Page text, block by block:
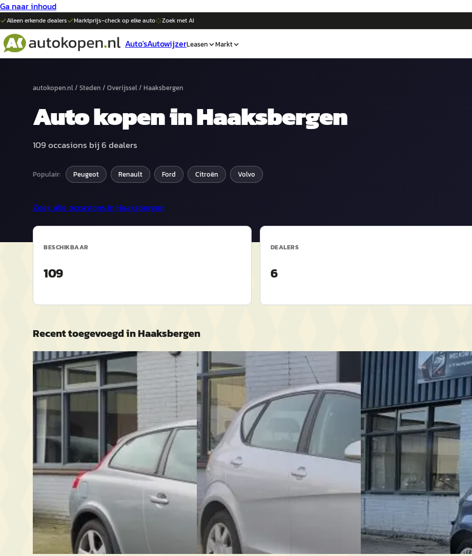
Ga naar inhoud
Alleen erkende dealers Marktprijs-check op elkeauto Zoek met AI
Auto'sAutowijzerLeasen Markt
autokopen.nl/ Steden / Overijssel/ Haaksbergen
Autokopen inHaaksbergen
109occasions bij6dealers
Populair: Peugeot Renault Ford Citroën Volvo
Zoek alle occasions in Haaksbergen
BESCHIKBAAR
109
DEALERS
6
Recent toegevoegd inHaaksbergen
Volvo C30·2004
1.6 D2 R-edition
€ 2.450
2004 · 291.672 km · Benzine ·
Handgeschakeld
Germa Auto's· Haaksbergen 4,0(183)
Bekijk aanbieding →
Vergelijk
·
1.6 Stylance Nette mpv airco en distributie
recent!!!
Scherp geprijsd
2004 · 274.229 km · Benzine ·
Handgeschakeld
Germa Auto's
4,0
Bekijk aanbieding →
Vergelijk
Fiat Grande Punto·2004
1.4 Dynamic
€ 1.250
2004 · 258.417 km · Benzine ·
Handgeschakeld
Germa Auto's· Haaksbergen
Vergelijk